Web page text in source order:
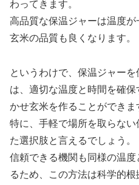
わってきます。
高品質な保温ジャーは温度
玄米の品質も良くなります。
というわけで、保温ジャー
は、適切な温度と時間を確
かせ玄米を作ることができま
特に、手軽で場所を取らな
た選択肢と言えるでしょう。
信頼できる機関も同様の温
るため、この方法は科学的根